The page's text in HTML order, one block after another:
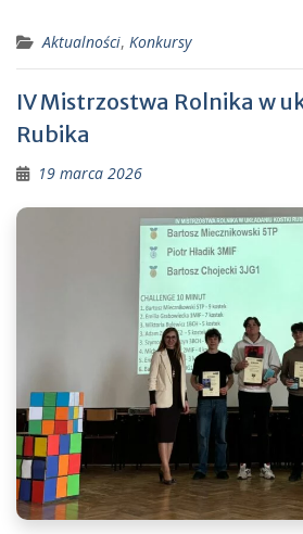
Aktualności, Konkursy
IV Mistrzostwa Rolnika w
Rubika
19 marca 2026